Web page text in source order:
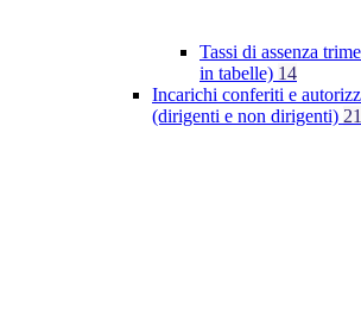
Tassi di assenza
in tabelle) 14
Incarichi conferiti e
(dirigenti e non dirigenti) 21